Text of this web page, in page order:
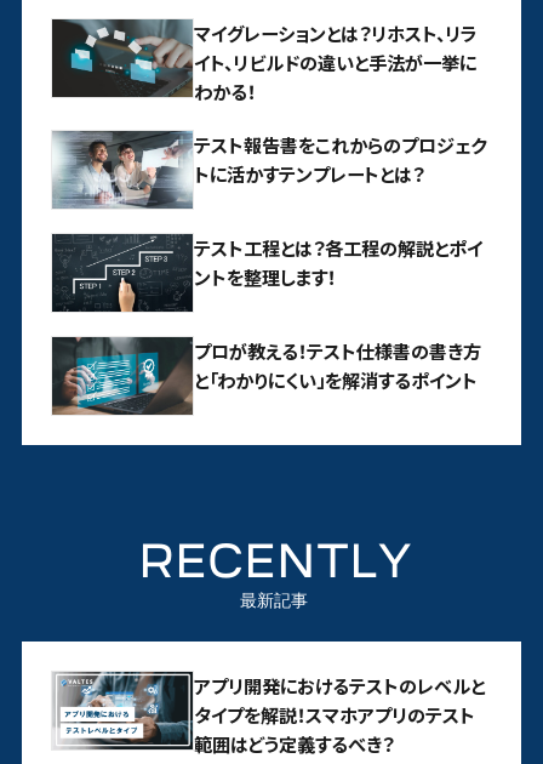
マイグレーションとは？リホスト、リラ
イト、リビルドの違いと手法が一挙に
わかる！
テスト報告書をこれからのプロジェク
トに活かすテンプレートとは？
テスト工程とは？各工程の解説とポイ
ントを整理します！
プロが教える！テスト仕様書の書き方
と「わかりにくい」を解消するポイント
RECENTLY
最新記事
アプリ開発におけるテストのレベルと
タイプを解説！スマホアプリのテスト
範囲はどう定義するべき？